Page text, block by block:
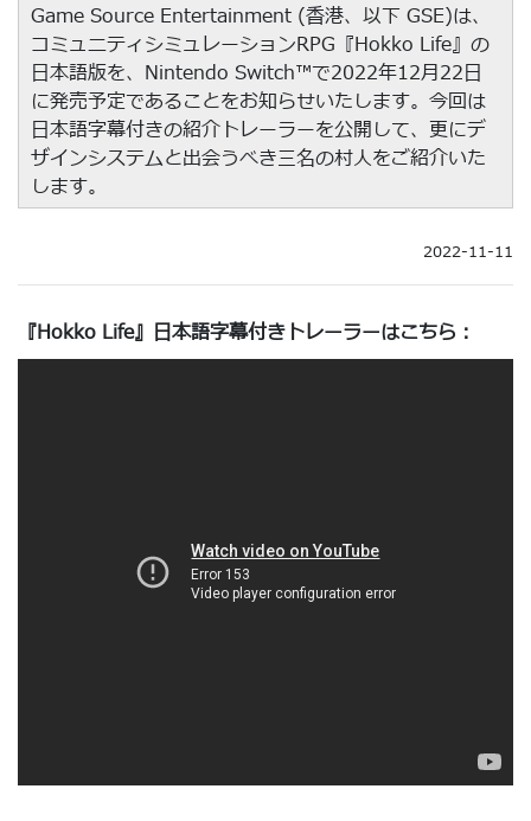
Game Source Entertainment (香港、以下 GSE)は、
コミュニティシミュレーションRPG『Hokko Life』の
日本語版を、Nintendo Switch™で2022年12月22日
に発売予定であることをお知らせいたします。今回は
日本語字幕付きの紹介トレーラーを公開して、更にデ
ザインシステムと出会うべき三名の村人をご紹介いた
します。
2022-11-11
『Hokko Life』日本語字幕付きトレーラーはこちら：